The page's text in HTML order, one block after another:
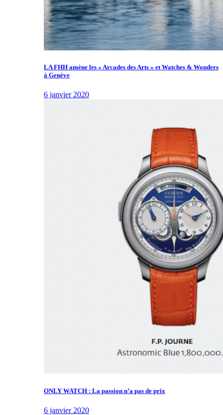
LA FHH amène les « Arcades des Arts » et Watches & Wonders
à Genève
6 janvier 2020
ONLY WATCH : La passion n’a pas de prix
6 janvier 2020